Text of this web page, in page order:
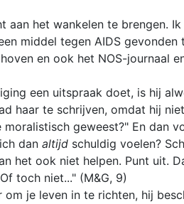
het wankelen te brengen. Ik
middel tegen AIDS gevonden
en ook het NOS-journaal
een uitspraak doet, is hij
haar te schrijven, omdat hij
geweest?" En dan
dan altijd schuldig voelen?
het ook niet helpen. Punt uit.
toch niet..." (M&G, 9)
je leven in te richten, hij